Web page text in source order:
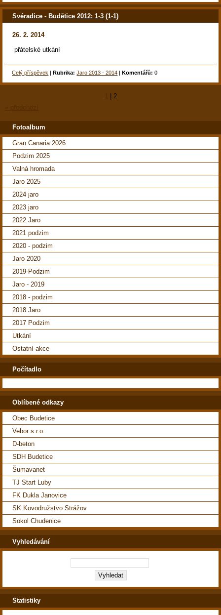
Svéradice - Budětice 2012: 1-3 (1-1)
26. 2. 2014
přátelské utkání
Celý příspěvek |Rubrika: Jaro 2013 - 2014 |Komentářů: 0
2
Fotoalbum
Gran Canaria 2026
Podzim 2025
Valná hromada
Jaro 2025
2024 jaro
2023 jaro
2022 Jaro
2021 podzim
2020 - podzim
Jaro 2020
2019-Podzim
Jaro - 2019
2018 - podzim
2018 Jaro
2017 Podzim
Utkání
Ostatní akce
Počítadlo
Oblíbené odkazy
Obec Budetice
Vebor s.r.o.
D-beton
SDH Budetice
Šumavanet
TJ Start Luby
FK Dukla Janovice
SK Kovodružstvo Strážov
Sokol Chudenice
Vyhledávání
Statistiky